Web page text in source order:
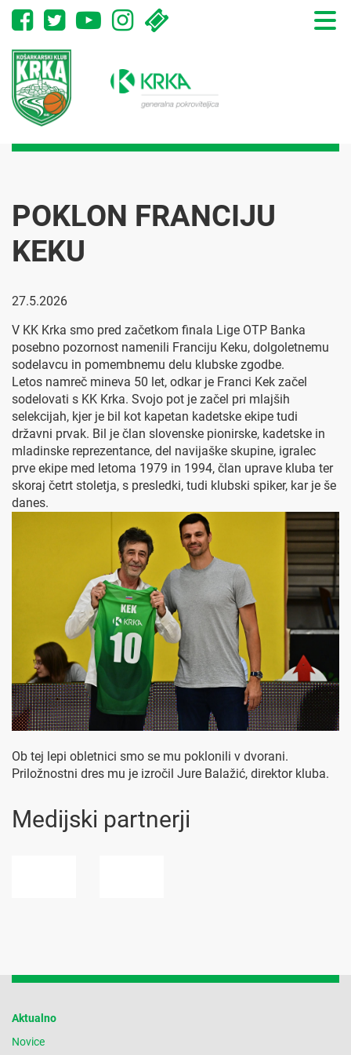
Toggle
POKLON FRANCIJU
KEKU
27.5.2026
V KK Krka smo pred začetkom finala Lige OTP Banka
posebno pozornost namenili Franciju Keku, dolgoletnemu
sodelavcu in pomembnemu delu klubske zgodbe.
Letos namreč mineva 50 let, odkar je Franci Kek začel
sodelovati s KK Krka. Svojo pot je začel pri mlajših
selekcijah, kjer je bil kot kapetan kadetske ekipe tudi
državni prvak. Bil je član slovenske pionirske, kadetske in
mladinske reprezentance, del navijaške skupine, igralec
prve ekipe med letoma 1979 in 1994, član uprave kluba ter
skoraj četrt stoletja, s presledki, tudi klubski spiker, kar je še
danes.
Ob tej lepi obletnici smo se mu poklonili v dvorani.
Priložnostni dres mu je izročil Jure Balažić, direktor kluba.
Medijski partnerji
Aktualno
Novice